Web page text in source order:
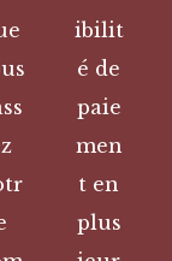
ibilit
é de
paie
men
t en
plus